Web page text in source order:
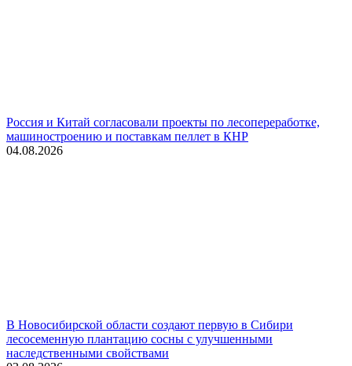
Россия и Китай согласовали проекты по лесопереработке,
машиностроению и поставкам пеллет в КНР
04.08.2026
В Новосибирской области создают первую в Сибири
лесосеменную плантацию сосны с улучшенными
наследственными свойствами